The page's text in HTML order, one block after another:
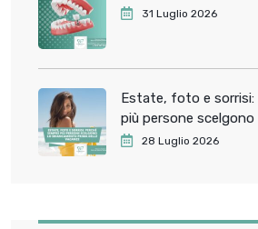
31 Luglio 2026
Estate, foto e sorrisi:
più persone
dentale prima delle
28 Luglio 2026